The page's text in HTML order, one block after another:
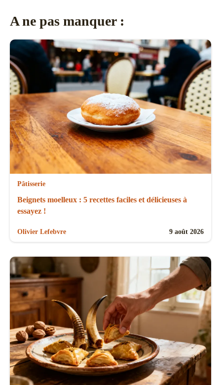
A ne pas manquer :
Pâtisserie
Beignets moelleux : 5 recettes faciles et délicieuses à
essayez !
Olivier Lefebvre 9 août 2026